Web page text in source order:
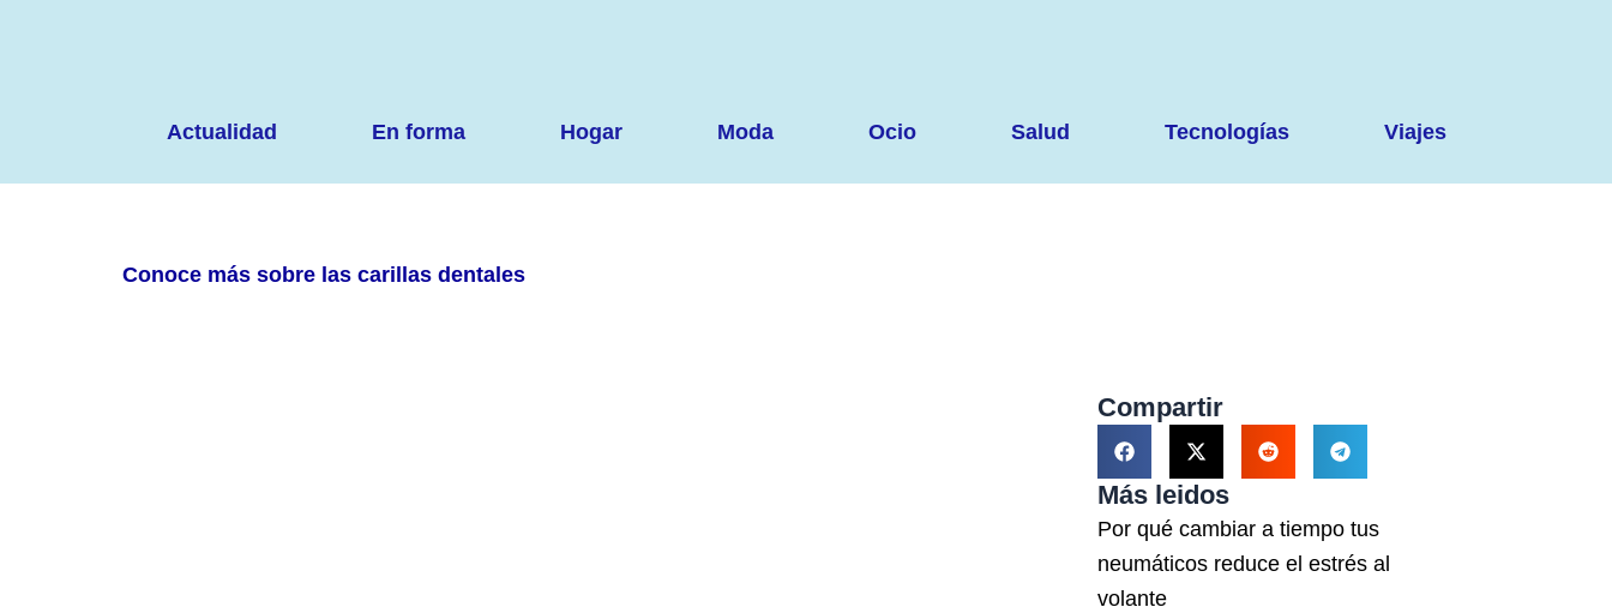
Actualidad En forma Hogar Moda Ocio Salud Tecnologías Viajes
Conoce más sobre las carillas dentales
Compartir
Más leidos
Por qué cambiar a tiempo tus
neumáticos reduce el estrés al
volante